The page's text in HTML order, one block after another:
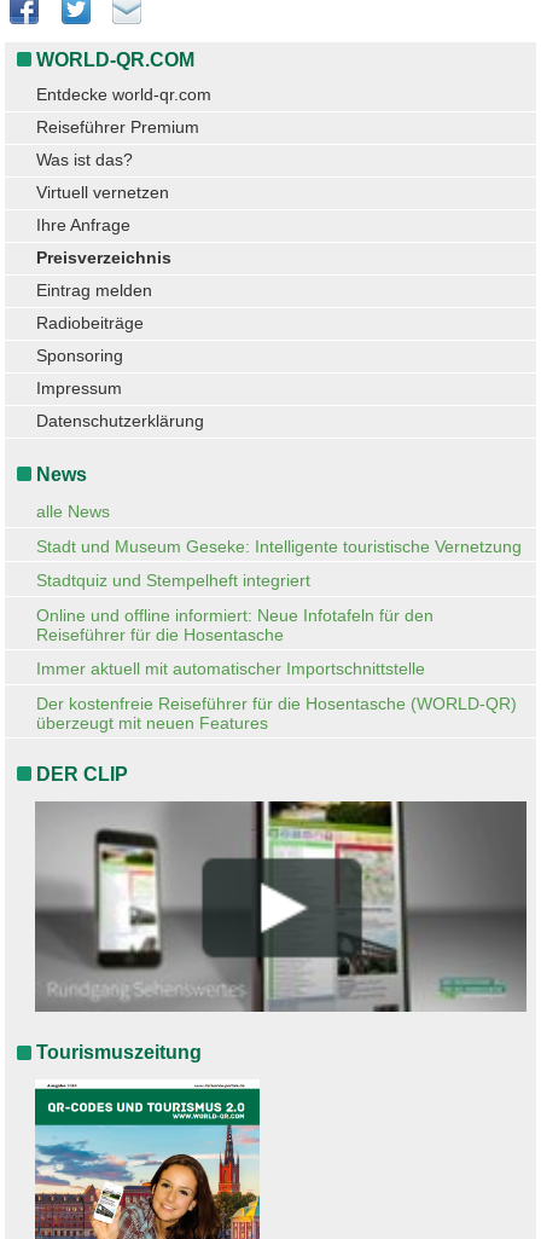
WORLD-QR.COM
Entdecke world-qr.com
Reiseführer Premium
Was ist das?
Virtuell vernetzen
Ihre Anfrage
Preisverzeichnis
Eintrag melden
Radiobeiträge
Sponsoring
Impressum
Datenschutzerklärung
News
alle News
Stadt und Museum Geseke: Intelligente touristische Vernetzung
Stadtquiz und Stempelheft integriert
Online und offline informiert: Neue Infotafeln für den
Reiseführer für die Hosentasche
Immer aktuell mit automatischer Importschnittstelle
Der kostenfreie Reiseführer für die Hosentasche (WORLD-QR)
überzeugt mit neuen Features
DER CLIP
Tourismuszeitung